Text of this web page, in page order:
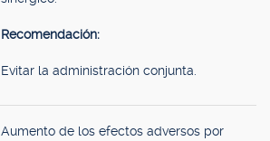
Recomendación:
Evitar la administración conjunta.
Aumento de los efectos adversos por